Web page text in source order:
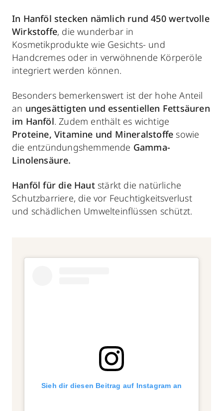
In Hanföl stecken nämlich rund450 wertvolle
Wirkstoffe, die wunderbar in
Kosmetikprodukte wie Gesichts- und
Handcremes oder in verwöhnende Körperöle
integriert werden können.
Besonders bemerkenswert ist der hohe Anteil
an ungesättigten und essentiellen Fettsäuren
im Hanföl. Zudem enthält es wichtige
Proteine, Vitamine und Mineralstoffe sowie
die entzündungshemmende Gamma-
Linolensäure.
Hanföl für die Hautstärkt die natürliche
Schutzbarriere, die vor Feuchtigkeitsverlust
und schädlichen Umwelteinflüssen schützt.
Sieh dir diesen Beitrag auf Instagram an